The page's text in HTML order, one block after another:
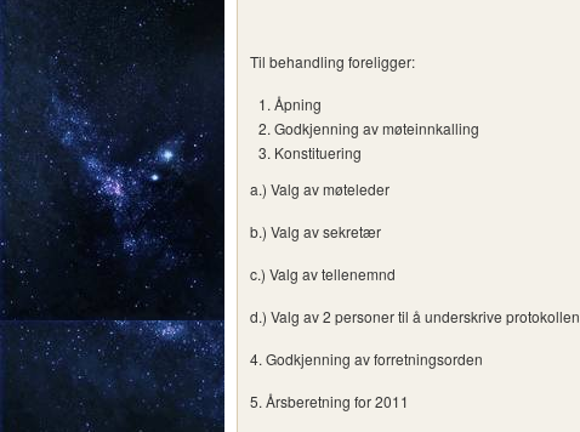
Til behandling foreligger:
Åpning
Godkjenning av møteinnkalling
Konstituering
a.) Valg av møteleder
b.) Valg av sekretær
c.) Valg av tellenemnd
d.) Valg av 2 personer til å underskrive protokollen
4. Godkjenning av forretningsorden
5. Årsberetning for 2011